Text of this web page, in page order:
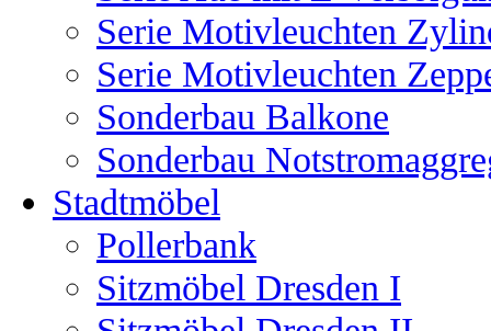
Serie Motivleuchten
Serie Motivleuchten
Sonderbau Balkone
Sonderbau
Stadtmöbel
Pollerbank
Sitzmöbel Dresden I